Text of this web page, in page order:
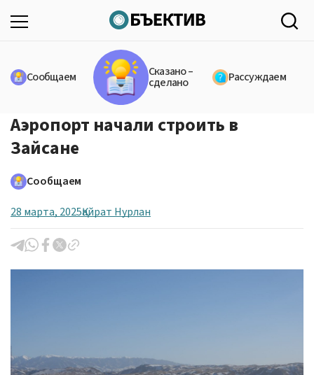
Сообщаем Сказано –
сделано Рассуждаем
Аэропорт начали строить в
Зайсане
Сообщаем
28 марта, 2025Қайрат Нурлан